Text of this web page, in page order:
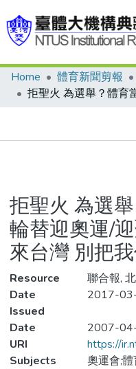
Communities & Collections
Statistics
Home 體育新聞剪報
拒聖火 為選
輪替迎奧運/
來台灣 別把
Resource
聯合報,
Date
Issued
2017-
Date
2007-
URI
https://
Subjects
奧運會;